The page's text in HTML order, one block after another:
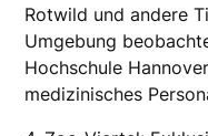
Rotwild und andere
Umgebung
Hochschule
medizinisches